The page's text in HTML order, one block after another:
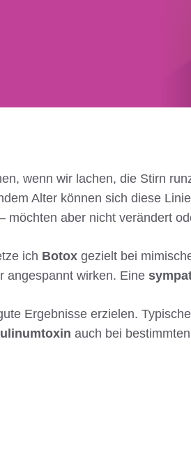
wenn wir lachen, die Stirn
Alter können sich diese
aber nicht verändert
ich Botox gezielt bei
angespannt wirken. Eine
Ergebnisse erzielen.
auch bei